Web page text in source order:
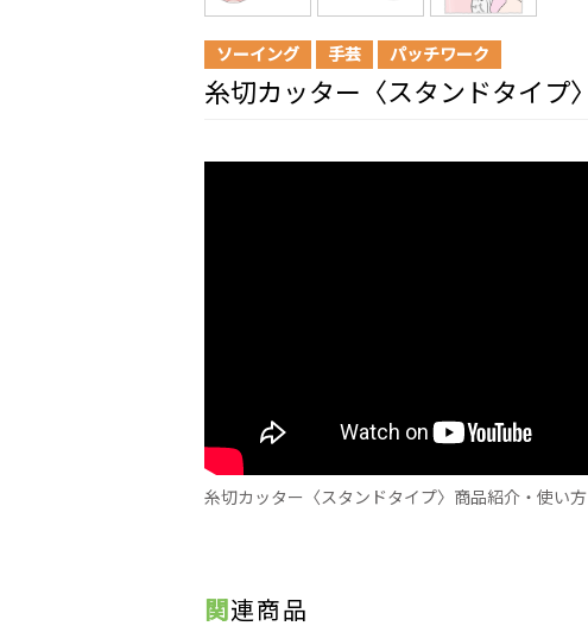
ソーイング 手芸 パッチワーク
糸切カッター〈スタンドタイプ〉
糸切カッター〈スタンドタイプ〉商品紹介・使い方
関連商品